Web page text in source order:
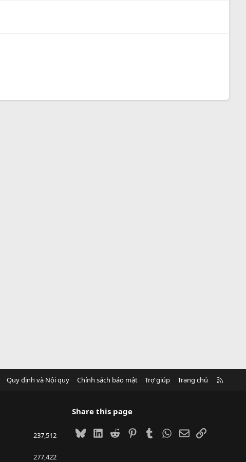
Quy định và Nội quy Chính sách bảo mật Trợ giúp Trang chủ
237,512
277,422
Share this page
BlueskyLinkedIn
Reddit PinterestTumblrWhatsApp
EmailLink